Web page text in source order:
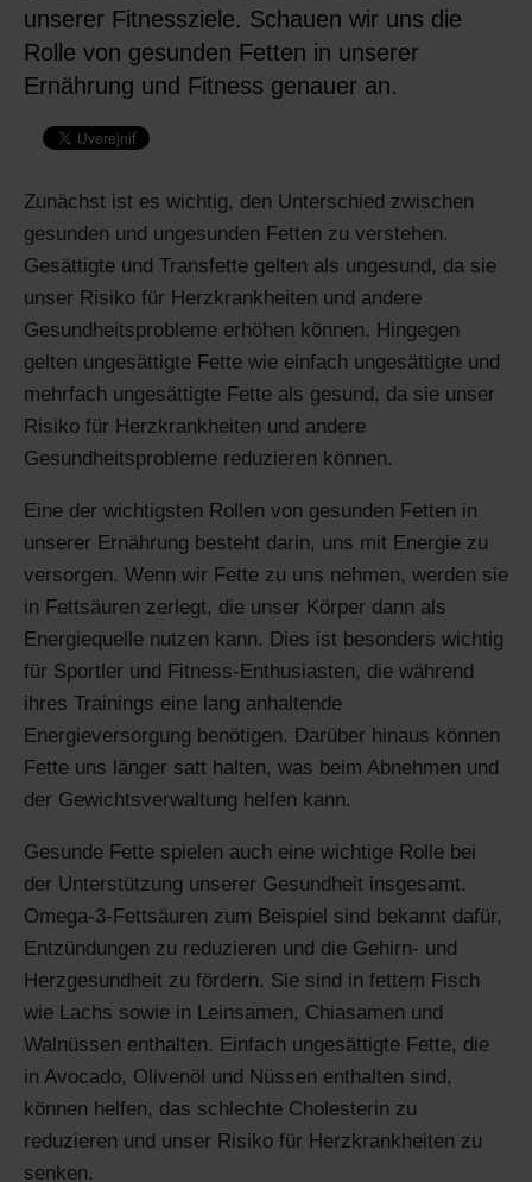
unserer Fitnessziele. Schauen wir uns die
Rolle von gesunden Fetten in unserer
Ernährung und Fitness genauer an.
Zunächst ist es wichtig, den Unterschied zwischen
gesunden und ungesunden Fetten zu verstehen.
Gesättigte und Transfette gelten als ungesund, da sie
unser Risiko für Herzkrankheiten und andere
Gesundheitsprobleme erhöhen können. Hingegen
gelten ungesättigte Fette wie einfach ungesättigte und
mehrfach ungesättigte Fette als gesund, da sie unser
Risiko für Herzkrankheiten und andere
Gesundheitsprobleme reduzieren können.
Eine der wichtigsten Rollen von gesunden Fetten in
unserer Ernährung besteht darin, uns mit Energie zu
versorgen. Wenn wir Fette zu uns nehmen, werden sie
in Fettsäuren zerlegt, die unser Körper dann als
Energiequelle nutzen kann. Dies ist besonders wichtig
für Sportler und Fitness-Enthusiasten, die während
ihres Trainings eine lang anhaltende
Energieversorgung benötigen. Darüber hinaus können
Fette uns länger satt halten, was beim Abnehmen und
der Gewichtsverwaltung helfen kann.
Gesunde Fette spielen auch eine wichtige Rolle bei
der Unterstützung unserer Gesundheit insgesamt.
Omega-3-Fettsäuren zum Beispiel sind bekannt dafür,
Entzündungen zu reduzieren und die Gehirn- und
Herzgesundheit zu fördern. Sie sind in fettem Fisch
wie Lachs sowie in Leinsamen, Chiasamen und
Walnüssen enthalten. Einfach ungesättigte Fette, die
in Avocado, Olivenöl und Nüssen enthalten sind,
können helfen, das schlechte Cholesterin zu
reduzieren und unser Risiko für Herzkrankheiten zu
senken.